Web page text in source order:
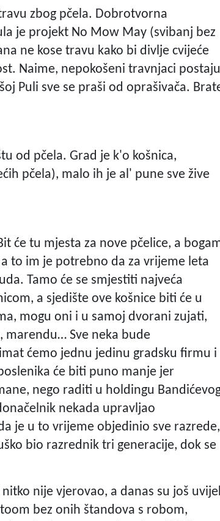
zbog pčela. Dobrotvorna
je projekt No Mow May (svibanj bez
ne kose travu kako bi divlje cvijeće
Naime, nepokošeni travnjaci postaju
Puli sve se praši od oprašivača.
od pčela. Grad je k'o košnica,
pčela), malo ih je al' pune sve žive
će tu mjesta za nove pčelice, a
to im je potrebno da za vrijeme leta
Tamo će se smjestiti najveća
a sjedište ove košnice biti će u
mogu oni i u samoj dvorani zujati,
Sve neka bude
ćemo jednu jedinu gradsku firmu i
će biti puno manje jer
nego raditi u holdingu
nekada upravljao
je u to vrijeme objedinio sve razrede,
bio razrednik tri generacije, dok se
nije vjerovao, a danas su još
bez onih štandova s robom,